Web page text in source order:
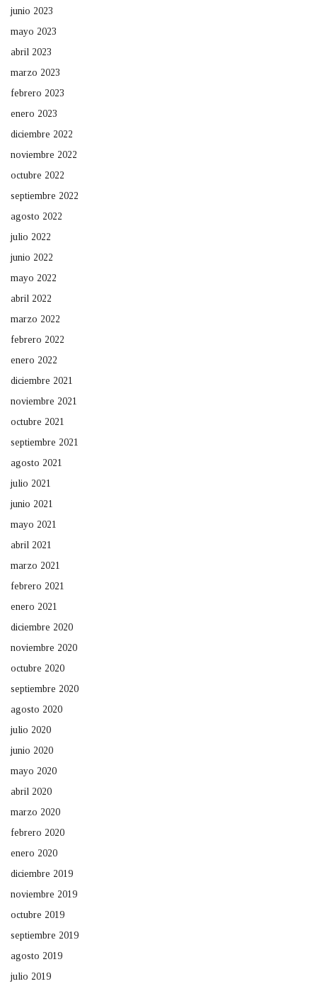
junio 2023
mayo 2023
abril 2023
marzo 2023
febrero 2023
enero 2023
diciembre 2022
noviembre 2022
octubre 2022
septiembre 2022
agosto 2022
julio 2022
junio 2022
mayo 2022
abril 2022
marzo 2022
febrero 2022
enero 2022
diciembre 2021
noviembre 2021
octubre 2021
septiembre 2021
agosto 2021
julio 2021
junio 2021
mayo 2021
abril 2021
marzo 2021
febrero 2021
enero 2021
diciembre 2020
noviembre 2020
octubre 2020
septiembre 2020
agosto 2020
julio 2020
junio 2020
mayo 2020
abril 2020
marzo 2020
febrero 2020
enero 2020
diciembre 2019
noviembre 2019
octubre 2019
septiembre 2019
agosto 2019
julio 2019